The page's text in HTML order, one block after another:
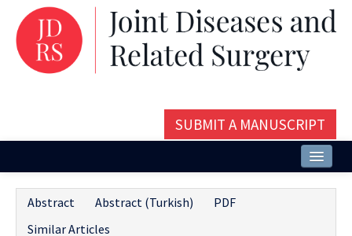
SUBMIT A MANUSCRIPT
Abstract Abstract (Turkish)
PDF
Similar Articles